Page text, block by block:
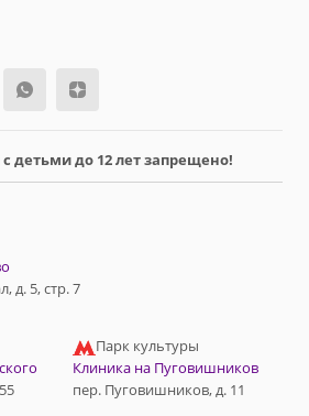
детьми до 12 лет запрещено!
д. 5, стр. 7
Парк культуры
Клиника на Пуговишников
пер. Пуговишников, д. 11